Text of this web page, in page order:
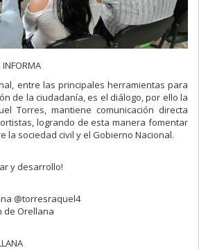
INFORMA
entre las principales herramientas para
de la ciudadanía, es el diálogo, por ello la
Torres, mantiene comunicación directa
logrando de esta manera fomentar
la sociedad civil y el Gobierno Nacional.
y desarrollo!
@torresraquel4
de Orellana